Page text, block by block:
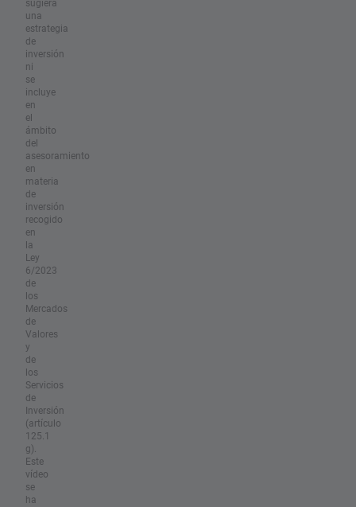
una
estrategia
de
inversión
ni
se
incluye
en
el
ámbito
del
asesoramiento
en
materia
de
inversión
recogido
en
la
Ley
6/2023
de
los
Mercados
de
Valores
y
de
los
Servicios
de
Inversión
(artículo
125.1
g).
Este
vídeo
se
ha